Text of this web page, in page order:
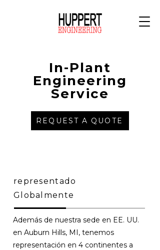
In-Plant
Engineering
Service
REQUEST A QUOTE
representado
Globalmente
Además de nuestra sede en EE. UU.
en Auburn Hills, MI, tenemos
representación en 4 continentes a